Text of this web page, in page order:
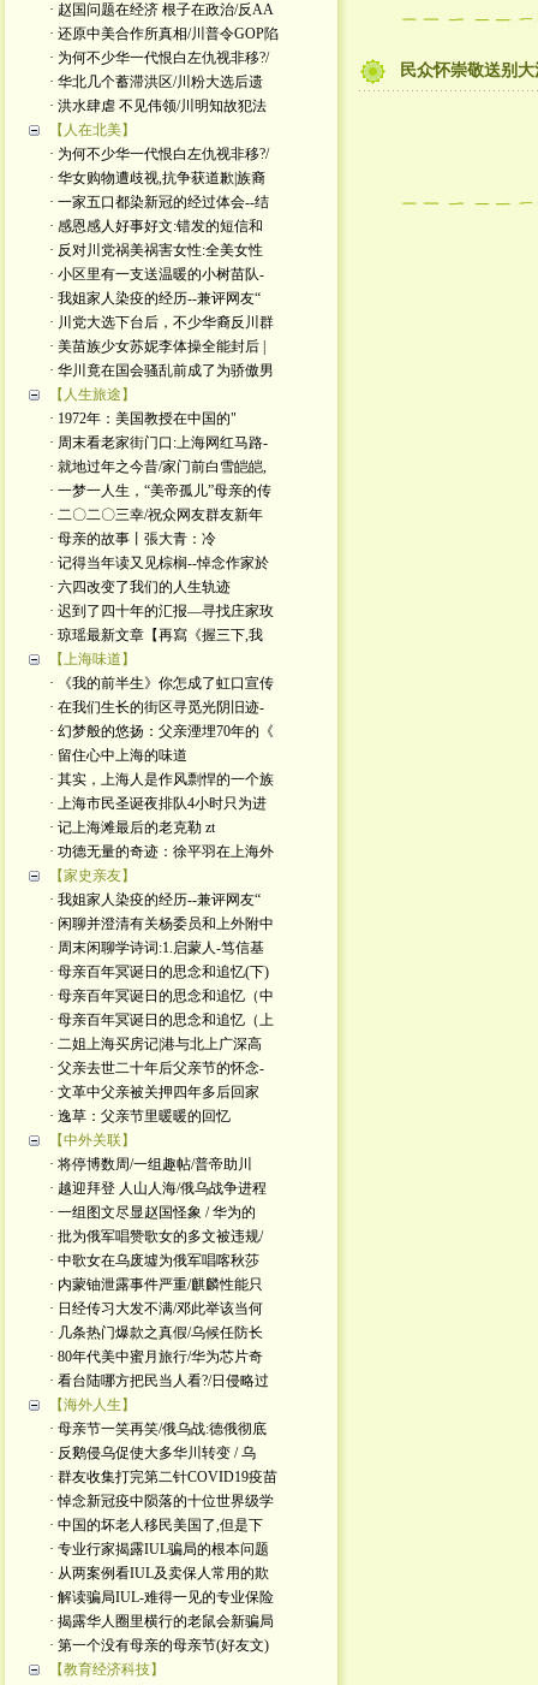
· 赵国问题在经济 根子在政治/反AA
· 还原中美合作所真相/川普令GOP陷
· 为何不少华一代恨白左仇视非移?/
· 华北几个蓄滞洪区/川粉大选后遗
· 洪水肆虐 不见伟领/川明知故犯法
【人在北美】
· 为何不少华一代恨白左仇视非移?/
· 华女购物遭歧视,抗争获道歉|族裔
· 一家五口都染新冠的经过体会--结
· 感恩感人好事好文:错发的短信和
· 反对川党祸美祸害女性:全美女性
· 小区里有一支送温暖的小树苗队-
· 我姐家人染疫的经历--兼评网友“
· 川党大选下台后，不少华裔反川群
· 美苗族少女苏妮李体操全能封后 |
· 华川竟在国会骚乱前成了为骄傲男
【人生旅途】
· 1972年：美国教授在中国的"
· 周末看老家街门口:上海网红马路-
· 就地过年之今昔/家门前白雪皑皑,
· 一梦一人生，“美帝孤儿”母亲的传
· 二〇二〇三幸/祝众网友群友新年
· 母亲的故事丨張大青：​冷
· 记得当年读又见棕榈--悼念作家於
· 六四改变了我们的人生轨迹
· 迟到了四十年的汇报—寻找庄家玫
· 琼瑶最新文章【再寫《握三下,我
【上海味道】
· 《我的前半生》你怎成了虹口宣传
· 在我们生长的街区寻觅光阴旧迹-
· 幻梦般的悠扬：父亲湮埋70年的《
· 留住心中上海的味道
· 其实，上海人是作风剽悍的一个族
· 上海市民圣诞夜排队4小时只为进
· 记上海滩最后的老克勒 zt
· 功德无量的奇迹：徐平羽在上海外
【家史亲友】
· 我姐家人染疫的经历--兼评网友“
· 闲聊并澄清有关杨委员和上外附中
· 周末闲聊学诗词:1.启蒙人-笃信基
· 母亲百年冥诞日的思念和追忆(下)
· 母亲百年冥诞日的思念和追忆（中
· 母亲百年冥诞日的思念和追忆（上
· 二姐上海买房记|港与北上广深高
· 父亲去世二十年后父亲节的怀念-
· 文革中父亲被关押四年多后回家
· 逸草：父亲节里暖暖的回忆
【中外关联】
· 将停博数周/一组趣帖/普帝助川
· 越迎拜登 人山人海/俄乌战争进程
· 一组图文尽显赵国怪象 / 华为的
· 批为俄军唱赞歌女的多文被违规/
· 中歌女在乌废墟为俄军唱喀秋莎
· 内蒙铀泄露事件严重/麒麟性能只
· 日经传习大发不满/邓此举该当何
· 几条热门爆款之真假/乌候任防长
· 80年代美中蜜月旅行/华为芯片奇
· 看台陆哪方把民当人看?/日侵略过
【海外人生】
· 母亲节一笑再笑/俄乌战:德俄彻底
· 反鹅侵乌促使大多华川转变 / 乌
· 群友收集打完第二针COVID19疫苗
· 悼念新冠疫中陨落的十位世界级学
· 中国的坏老人移民美国了,但是下
· 专业行家揭露IUL骗局的根本问题
· 从两案例看IUL及卖保人常用的欺
· 解读骗局IUL-难得一见的专业保险
· 揭露华人圈里横行的老鼠会新骗局
· 第一个没有母亲的母亲节(好友文)
【教育经济科技】
民众怀崇敬送别